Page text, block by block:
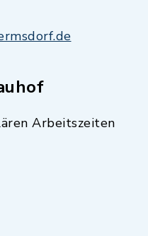
Arbeitszeiten